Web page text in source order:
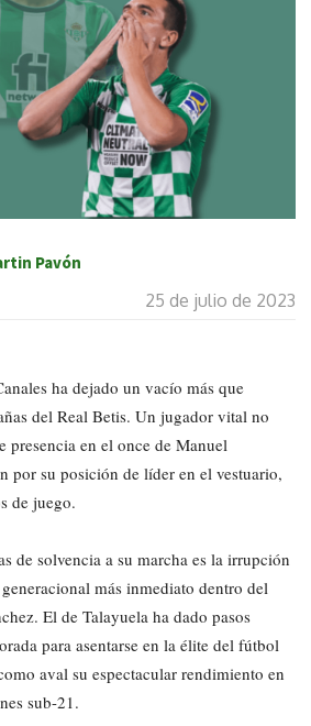
Pavón
25 de julio de 2023
ha dejado un vacío más que
del Real Betis. Un jugador vital no
presencia en el once de Manuel
por su posición de líder en el vestuario,
de juego.
de solvencia a su marcha es la irrupción
más inmediato dentro del
El de Talayuela ha dado pasos
para asentarse en la élite del fútbol
aval su espectacular rendimiento en
sub-21.